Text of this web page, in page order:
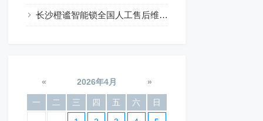
长沙橙谧智能锁全国人工售后维修电话24小时服务
« 2026年4月 »
一 二 三 四 五 六 日